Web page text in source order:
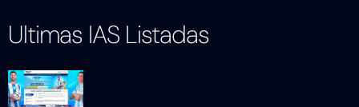
Ultimas IAS Listadas